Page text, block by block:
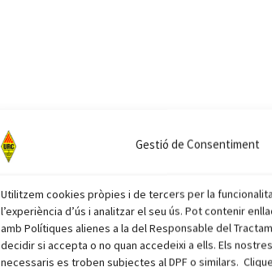
Gestió de Consentiment
Utilitzem cookies pròpies i de tercers per la
l’experiència d’ús i analitzar el seu ús. Pot contenir
amb Polítiques alienes a la del Responsable del
decidir si accepta o no quan accedeixi a ells. Els
necessaris es troben subjectes al DPF o similars.